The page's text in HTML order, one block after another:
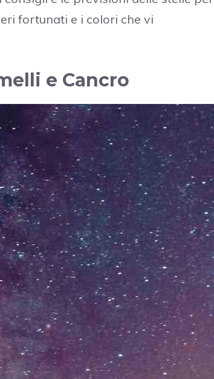
fortunati e i colori che vi
e Cancro